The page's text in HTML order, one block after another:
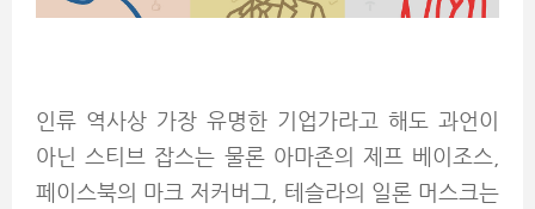
인류 역사상 가장 유명한 기업가라고 해도 과언이
아닌 스티브 잡스는 물론 아마존의 제프 베이조스,
페이스북의 마크 저커버그, 테슬라의 일론 머스크는